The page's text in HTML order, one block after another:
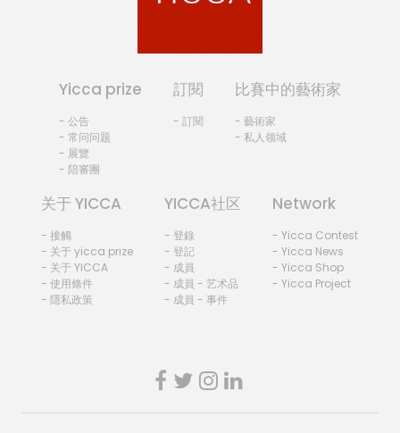
Yicca prize
- 公告
- 常问问题
- 展覽
- 陪審團
訂閱
- 訂閱
比賽中的藝術家
- 藝術家
- 私人领域
关于 YICCA
- 接觸
- 关于 yicca prize
- 关于 YICCA
- 使用條件
- 隱私政策
YICCA社区
- 登錄
- 登記
- 成員
- 成員 - 艺术品
- 成員 - 事件
Network
- Yicca Contest
- Yicca News
- Yicca Shop
- Yicca Project